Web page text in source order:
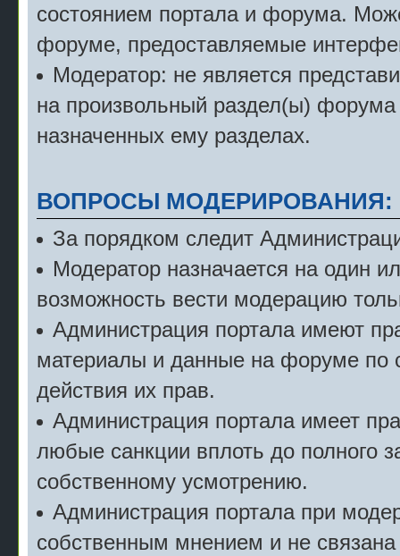
состоянием портала и форума.
форуме, предоставляемые
Модератор: не является
на произвольный раздел(ы) форума
назначенных ему разделах.
ВОПРОСЫ МОДЕРИРОВАНИЯ:
За порядком следит
Модератор назначается на один
возможность вести модерацию
Администрация портала имеют
материалы и данные на форуме по
действия их прав.
Администрация портала имеет
любые санкции вплоть до полного
собственному усмотрению.
Администрация портала при
собственным мнением и не